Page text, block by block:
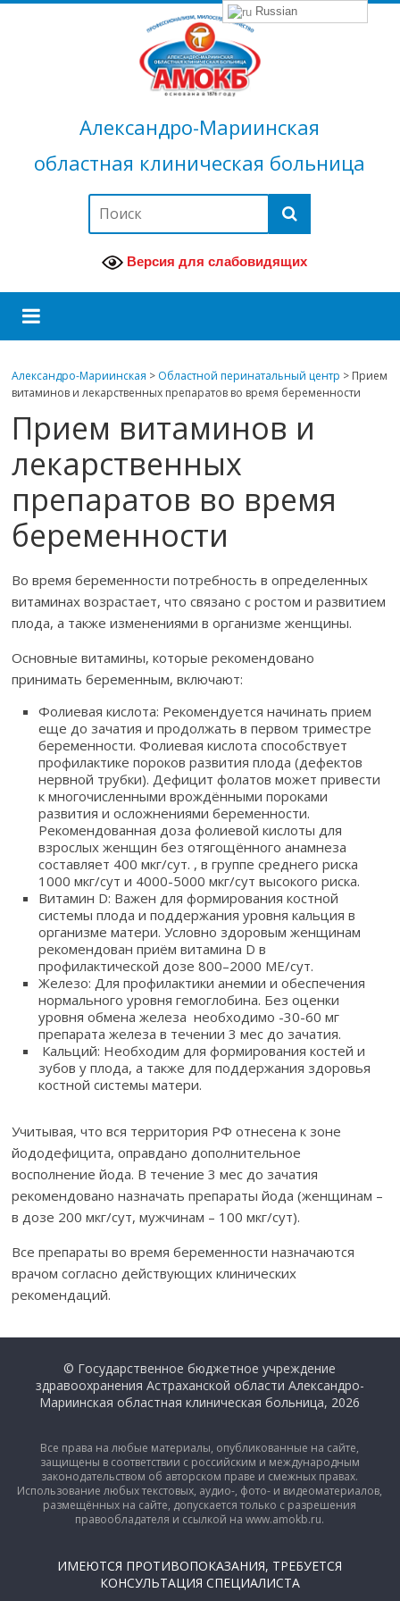
Александро-Мариинская
областная клиническая больница
Версия для слабовидящих
Александро-Мариинская > Областной перинатальный центр > Прием
витаминов и лекарственных препаратов во время беременности
Прием витаминов и
лекарственных
препаратов во время
беременности
Во время беременности потребность в определенных
витаминах возрастает, что связано с ростом и развитием
плода, а также изменениями в организме женщины.
Основные витамины, которые рекомендовано
принимать беременным, включают:
Фолиевая кислота: Рекомендуется начинать прием
еще до зачатия и продолжать в первом триместре
беременности. Фолиевая кислота способствует
профилактике пороков развития плода (дефектов
нервной трубки). Дефицит фолатов может привести
к многочисленными врождёнными пороками
развития и осложнениями беременности.
Рекомендованная доза фолиевой кислоты для
взрослых женщин без отягощённого анамнеза
составляет 400 мкг/сут. , в группе среднего риска
1000 мкг/сут и 4000-5000 мкг/сут высокого риска.
Витамин D: Важен для формирования костной
системы плода и поддержания уровня кальция в
организме матери. Условно здоровым женщинам
рекомендован приём витамина D в
профилактической дозе 800–2000 МЕ/сут.
Железо: Для профилактики анемии и обеспечения
нормального уровня гемоглобина. Без оценки
уровня обмена железа необходимо -30-60 мг
препарата железа в течении 3 мес до зачатия.
Кальций: Необходим для формирования костей и
зубов у плода, а также для поддержания здоровья
костной системы матери.
Учитывая, что вся территория РФ отнесена к зоне
йододефицита, оправдано дополнительное
восполнение йода. В течение 3 мес до зачатия
рекомендовано назначать препараты йода (женщинам –
в дозе 200 мкг/сут, мужчинам – 100 мкг/сут).
Все препараты во время беременности назначаются
врачом согласно действующих клинических
рекомендаций.
© Государственное бюджетное учреждение
здравоохранения Астраханской области Александро-
Мариинская областная клиническая больница, 2026
Все права на любые материалы, опубликованные на сайте,
защищены в соответствии с российским и международным
законодательством об авторском праве и смежных правах.
Использование любых текстовых, аудио-, фото- и видеоматериалов,
размещённых на сайте, допускается только с разрешения
правообладателя и ссылкой на www.amokb.ru.
ИМЕЮТСЯ ПРОТИВОПОКАЗАНИЯ, ТРЕБУЕТСЯ
КОНСУЛЬТАЦИЯ СПЕЦИАЛИСТА
Russian